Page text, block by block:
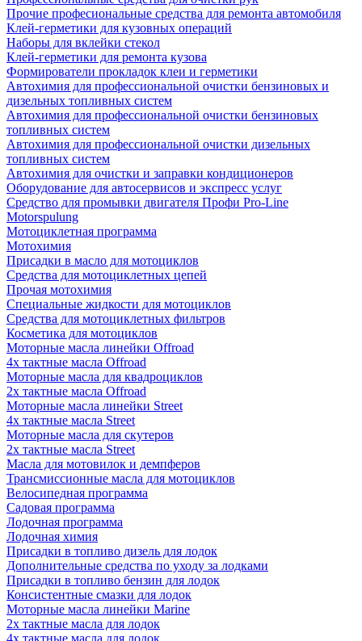
Прочие професиональные средства для ремонта автомобиля
Клей-герметики для кузовных операций
Наборы для вклейки стекол
Клей-герметики для ремонта кузова
Формирователи прокладок клеи и герметики
Автохимия для профессиональной очистки бензиновых и
дизельных топливных систем
Автохимия для профессиональной очистки бензиновых
топливных систем
Автохимия для профессиональной очистки дизельных
топливных систем
Автохимия для очистки и заправки кондиционеров
Оборудование для автосервисов и экспресс услуг
Средство для промывки двигателя Профи Pro-Line
Motorspulung
Мотоциклетная программа
Мотохимия
Присадки в масло для мотоциклов
Средства для мотоциклетных цепей
Прочая мотохимия
Специальные жидкости для мотоциклов
Средства для мотоциклетных фильтров
Косметика для мотоциклов
Моторные масла линейки Offroad
4х тактные масла Offroad
Моторные масла для квадроциклов
2х тактные масла Offroad
Моторные масла линейки Street
4х тактные масла Street
Моторные масла для скутеров
2х тактные масла Street
Масла для мотовилок и демпферов
Трансмиссионные масла для мотоциклов
Велосипедная программа
Садовая программа
Лодочная программа
Лодочная химия
Присадки в топливо дизель для лодок
Дополнительные средства по уходу за лодками
Присадки в топливо бензин для лодок
Консистентные смазки для лодок
Моторные масла линейки Marine
2х тактные масла для лодок
4х тактные масла для лодок